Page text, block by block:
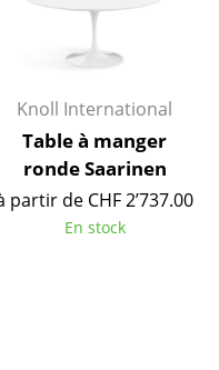
Knoll International
Table à manger
ronde Saarinen
partir de CHF 2’737.00
En stock